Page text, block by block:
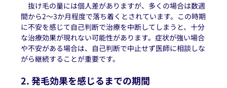
抜け毛の量には個人差がありますが、多くの場合は数週
間から2〜3か月程度で落ち着くとされています。この時期
に不安を感じて自己判断で治療を中断してしまうと、十分
な治療効果が現れない可能性があります。症状が強い場合
や不安がある場合は、自己判断で中止せず医師に相談しな
がら継続することが重要です。
2. 発毛効果を感じるまでの期間